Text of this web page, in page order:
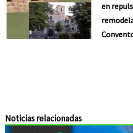
en
Noticias relacionadas